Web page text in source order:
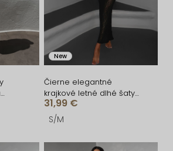
New
Čierne elegantné
krajkové letné dlhé šaty
MALLONE
31,99 €
S/M